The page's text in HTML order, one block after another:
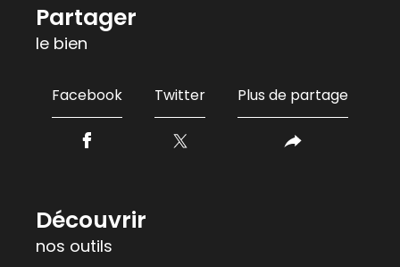
partager
le bien
Facebook Twitter Plus de partage
découvrir
nos outils